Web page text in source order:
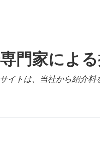
門家によ
イトは、当社から紹介料